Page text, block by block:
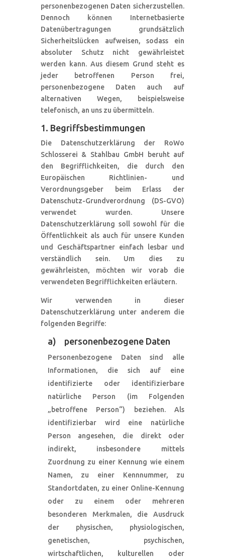
personenbezogenen Daten sicherzustellen.
Dennoch können Internetbasierte
Datenübertragungen grundsätzlich
Sicherheitslücken aufweisen, sodass ein
absoluter Schutz nicht gewährleistet
werden kann. Aus diesem Grund steht es
jeder betroffenen Person frei,
personenbezogene Daten auch auf
alternativen Wegen, beispielsweise
telefonisch, an uns zu übermitteln.
1. Begriffsbestimmungen
Die Datenschutzerklärung der RoWo
Schlosserei & Stahlbau GmbH beruht auf
den Begrifflichkeiten, die durch den
Europäischen Richtlinien- und
Verordnungsgeber beim Erlass der
Datenschutz-Grundverordnung (DS-GVO)
verwendet wurden. Unsere
Datenschutzerklärung soll sowohl für die
Öffentlichkeit als auch für unsere Kunden
und Geschäftspartner einfach lesbar und
verständlich sein. Um dies zu
gewährleisten, möchten wir vorab die
verwendeten Begrifflichkeiten erläutern.
Wir verwenden in dieser
Datenschutzerklärung unter anderem die
folgenden Begriffe:
a) personenbezogene Daten
Personenbezogene Daten sind alle
Informationen, die sich auf eine
identifizierte oder identifizierbare
natürliche Person (im Folgenden
„betroffene Person“) beziehen. Als
identifizierbar wird eine natürliche
Person angesehen, die direkt oder
indirekt, insbesondere mittels
Zuordnung zu einer Kennung wie einem
Namen, zu einer Kennnummer, zu
Standortdaten, zu einer Online-Kennung
oder zu einem oder mehreren
besonderen Merkmalen, die Ausdruck
der physischen, physiologischen,
genetischen, psychischen,
wirtschaftlichen, kulturellen oder